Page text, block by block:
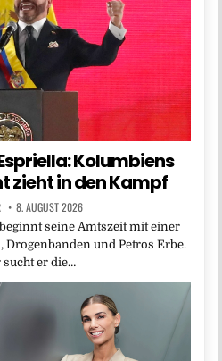
Kolumbiens
zieht in den Kampf
8. AUGUST 2026
seine Amtszeit mit einer
Drogenbanden und Petros Erbe.
sucht er die…